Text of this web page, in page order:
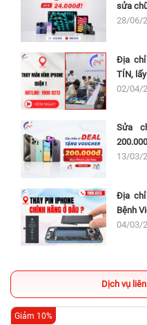
sửa
28/06/
Địa chỉ
TÍN,
02/04/
Sửa
13/03/
Địa chỉ
Bệnh
04/03/
Dịch vụ
Giảm 10%